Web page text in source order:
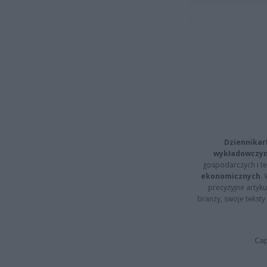
gospodarczych i
ekonomicznych.
precyzyjne
branży, swoje